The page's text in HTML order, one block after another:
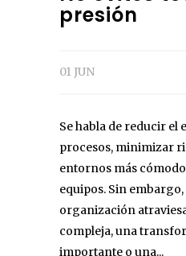
presión
01 JUN
Se habla de reducir el
procesos, minimizar
entornos más
equipos. Sin
organización
compleja, una
importante o una...